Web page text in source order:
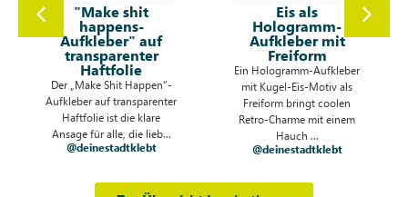
Eis als
Hologramm-
Aufkleber mit
Freiform
Ein Hologramm-Aufkleber
mit Kugel-Eis-Motiv als
Freiform bringt coolen
Retro-Charme mit einem
Hauch ...
@deinestadtklebt
Sticker mit Büste
auf Hologramm-
Folie
Entdecke den einzigartigen
Karl Marx Basketball Sticker
auf schimmernder
Hologrammfolie! Dieses
Frei...
@fridtjofkirste